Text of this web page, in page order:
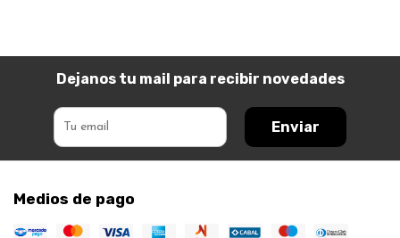
Dejanos tu mail para recibir novedades
Enviar
Medios de pago